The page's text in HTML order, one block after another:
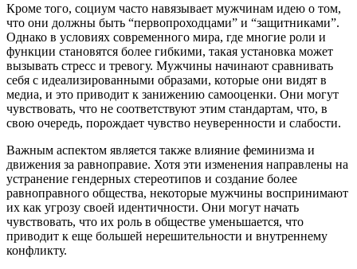
Кроме того, социум часто навязывает мужчинам идею о том,
что они должны быть “первопроходцами” и “защитниками”.
Однако в условиях современного мира, где многие роли и
функции становятся более гибкими, такая установка может
вызывать стресс и тревогу. Мужчины начинают сравнивать
себя с идеализированными образами, которые они видят в
медиа, и это приводит к занижению самооценки. Они могут
чувствовать, что не соответствуют этим стандартам, что, в
свою очередь, порождает чувство неуверенности и слабости.
Важным аспектом является также влияние феминизма и
движения за равноправие. Хотя эти изменения направлены на
устранение гендерных стереотипов и создание более
равноправного общества, некоторые мужчины воспринимают
их как угрозу своей идентичности. Они могут начать
чувствовать, что их роль в обществе уменьшается, что
приводит к еще большей нерешительности и внутреннему
конфликту.